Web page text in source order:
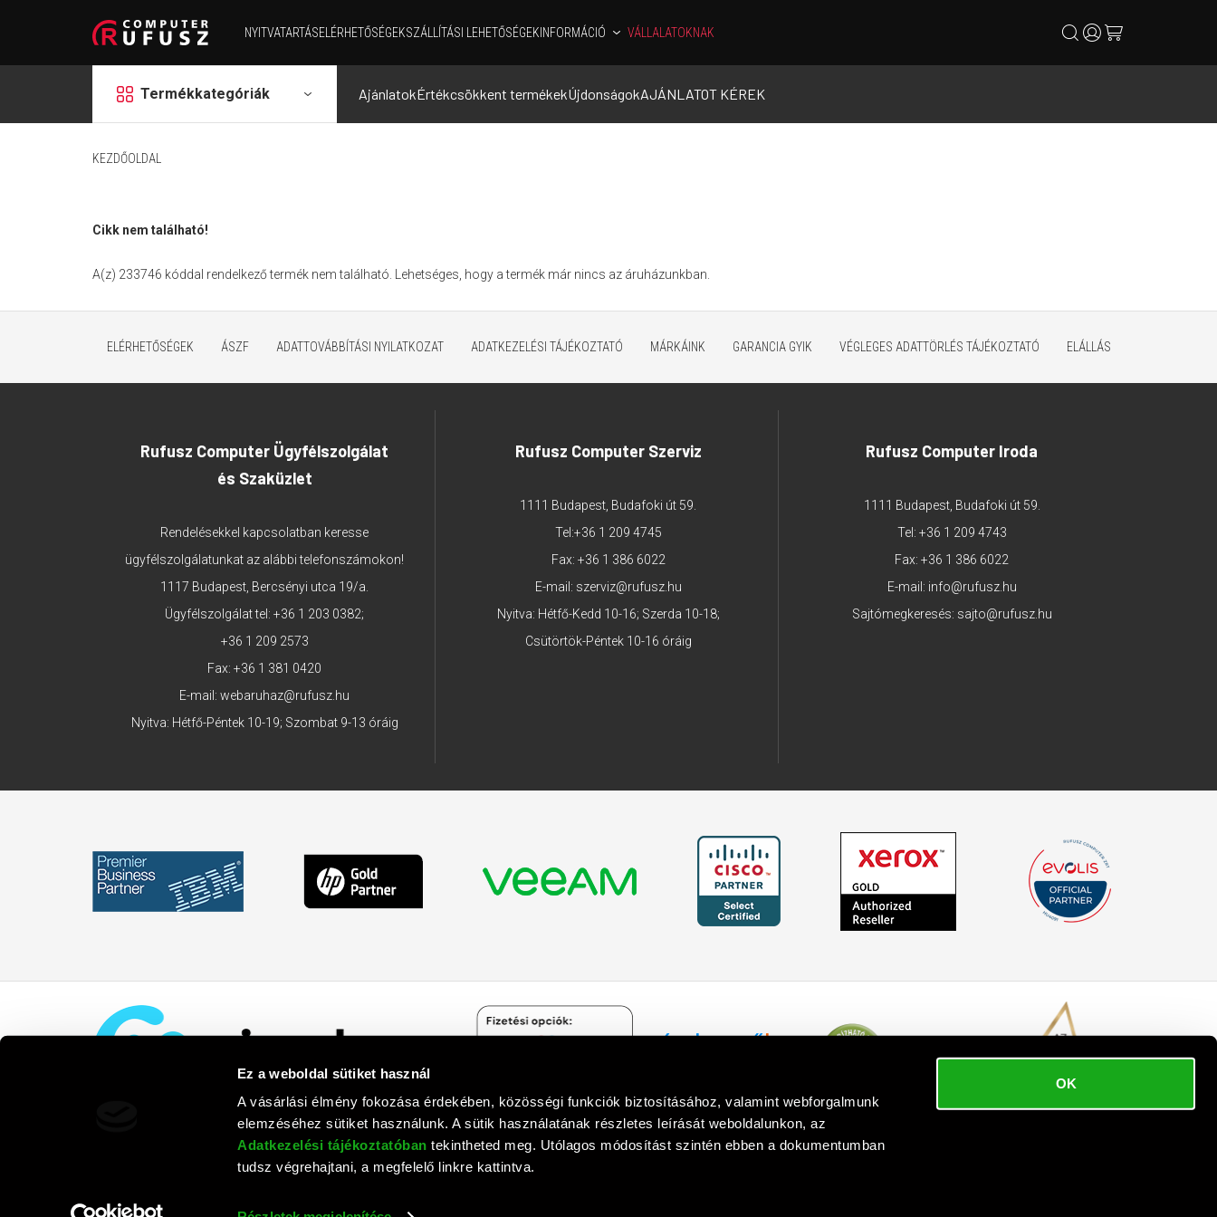
Ez a weboldal sütiket használ
A vásárlási élmény fokozása érdekében, közösségi funkciók biztosításához, valamint webforgalmunk
elemzéséhez sütiket használunk. A sütik használatának részletes leírását weboldalunkon, az
Adatkezelési tájékoztatóban tekintheted meg. Utólagos módosítást szintén ebben a dokumentumban
tudsz végrehajtani, a megfelelő linkre kattintva.
OK
NYITVATARTÁSELÉRHETŐSÉGEKSZÁLLÍTÁSI LEHETŐSÉGEKINFORMÁCIÓ VÁLLALATOKNAK search usercart
grid Termékkategóriák AjánlatokÉrtékcsökkent termékekÚjdonságokAJÁNLATOT KÉREK
KEZDŐOLDAL
Cikk nem található!
A(z) 233746 kóddal rendelkező termék nem található. Lehetséges, hogy a termék már nincs az áruházunkban.
ELÉRHETŐSÉGEK ÁSZF ADATTOVÁBBÍTÁSI NYILATKOZAT ADATKEZELÉSI TÁJÉKOZTATÓ MÁRKÁINK GARANCIA GYIK VÉGLEGES ADATTÖRLÉS TÁJÉKOZTATÓ ELÁLLÁS
Rufusz Computer Ügyfélszolgálat
és Szaküzlet
Rendelésekkel kapcsolatban keresse
ügyfélszolgálatunkat az alábbi telefonszámokon!
1117 Budapest, Bercsényi utca 19/a.
Ügyfélszolgálat tel:+36 1 203 0382;
+36 1 209 2573
Fax: +36 1 381 0420
E-mail:webaruhaz@rufusz.hu
Nyitva: Hétfő-Péntek 10-19; Szombat 9-13 óráig
Rufusz Computer Szerviz
1111 Budapest, Budafoki út 59.
Tel:+36 1 209 4745
Fax: +36 1 386 6022
E-mail: szerviz@rufusz.hu
Nyitva: Hétfő-Kedd 10-16; Szerda 10-18;
Csütörtök-Péntek 10-16 óráig
Rufusz Computer Iroda
1111 Budapest, Budafoki út 59.
Tel: +36 1 209 4743
Fax: +36 1 386 6022
E-mail: info@rufusz.hu
Sajtómegkeresés: sajto@rufusz.hu
Rufusz Computer Informatika Zrt. © 1992 - 2018. Minden jog fenntartva. All rights reserved.